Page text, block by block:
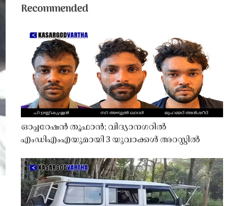
Recommended
ഓപ്പറേഷൻ തൂഫാൻ; വിദ്യാനഗറിൽ
എംഡിഎംഎയുമായി 3 യുവാക്കൾ അറസ്റ്റിൽ